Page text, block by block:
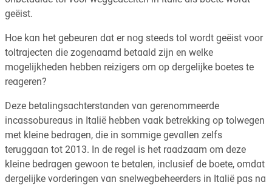
geëist.
Hoe kan het gebeuren dat er nog steeds tol wordt geëist voor
toltrajecten die zogenaamd betaald zijn en welke
mogelijkheden hebben reizigers om op dergelijke boetes te
reageren?
Deze betalingsachterstanden van gerenommeerde
incassobureaus in Italië hebben vaak betrekking op tolwegen
met kleine bedragen, die in sommige gevallen zelfs
teruggaan tot 2013. In de regel is het raadzaam om deze
kleine bedragen gewoon te betalen, inclusief de boete, omdat
dergelijke vorderingen van snelwegbeheerders in Italië pas na